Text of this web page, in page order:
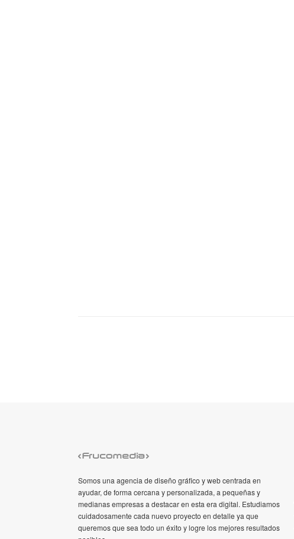
Somos una agencia de diseño gráfico y web centrada en
ayudar, de forma cercana y personalizada, a pequeñas y
medianas empresas a destacar en esta era digital. Estudiamos
cuidadosamente cada nuevo proyecto en detalle ya que
queremos que sea todo un éxito y logre los mejores resultados